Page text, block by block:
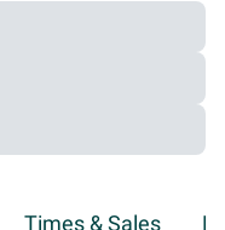
Times & Sales